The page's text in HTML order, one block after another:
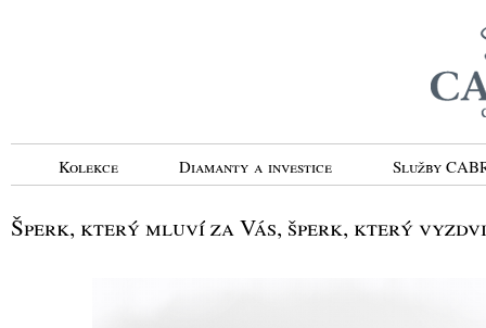
Kolekce Diamanty a investice Služby
Šperk, který mluví za Vás, šperk, který